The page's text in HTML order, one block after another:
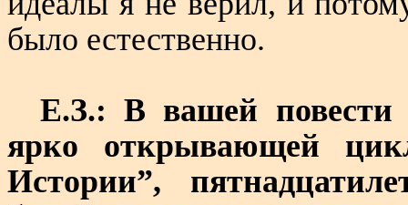
было естественно.
Е.З.: В вашей повести
ярко открывающей
Истории”,